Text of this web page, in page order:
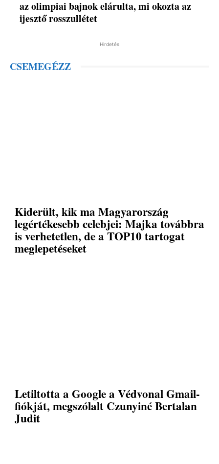
az olimpiai bajnok elárulta, mi okozta az
ijesztő rosszullétet
Hirdetés
CSEMEGÉZZ
Kiderült, kik ma Magyarország
legértékesebb celebjei: Majka továbbra
is verhetetlen, de a TOP10 tartogat
meglepetéseket
Letiltotta a Google a Védvonal Gmail-
fiókját, megszólalt Czunyiné Bertalan
Judit